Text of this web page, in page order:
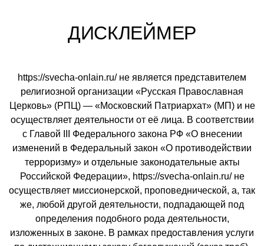
ДИСКЛЕЙМЕР
https://svecha-onlain.ru/ не является представителем
религиозной организации «Русская Православная
Церковь» (РПЦ) — «Московский Патриархат» (МП) и не
осуществляет деятельности от её лица. В соответствии
с Главой III Федерального закона РФ «О внесении
изменений в Федеральный закон «О противодействии
терроризму» и отдельные законодательные акты
Российской Федерации», https://svecha-onlain.ru/ не
осуществляет миссионерской, проповеднической, а, так
же, любой другой деятельности, подпадающей под
определения подобного рода деятельности,
изложенных в законе. В рамках предоставления услуги